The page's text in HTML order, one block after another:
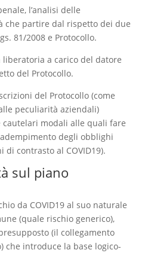
l’analisi delle
che partire dal rispetto dei due
81/2008 e Protocollo.
liberatoria a carico del datore
del Protocollo.
del Protocollo (come
peculiarità aziendali)
modali alle quali fare
degli obblighi
contrasto al COVID19).
sul piano
da COVID19 al suo naturale
(quale rischio generico),
(il collegamento
che introduce la base logico-